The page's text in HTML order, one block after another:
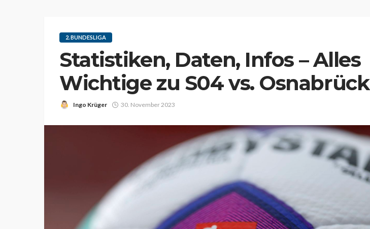
2. BUNDESLIGA
Statistiken, Daten, Infos – Alles
Wichtige zu S04 vs. Osnabrück
Ingo Krüger 30. November 2023